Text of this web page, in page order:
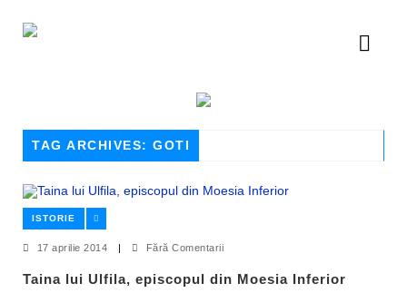
TAG ARCHIVES: GOTI
ISTORIE
17 aprilie 2014 | Fără Comentarii
Taina lui Ulfila, episcopul din Moesia Inferior